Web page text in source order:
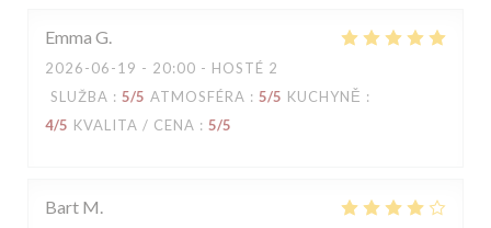
Emma G
2026-06-19 - 20:00 - HOSTÉ 2
SLUŽBA : 5/5 ATMOSFÉRA : 5/5 KUCHYNĚ :
4/5 KVALITA / CENA : 5/5
Bart M